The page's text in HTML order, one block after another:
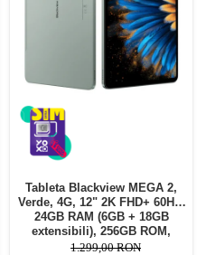
Tableta Blackview MEGA 2,
Verde, 4G, 12" 2K FHD+ 60Hz,
24GB RAM (6GB + 18GB
extensibili), 256GB ROM,
Android 15, Unisoc T615,
1.299,00 RON